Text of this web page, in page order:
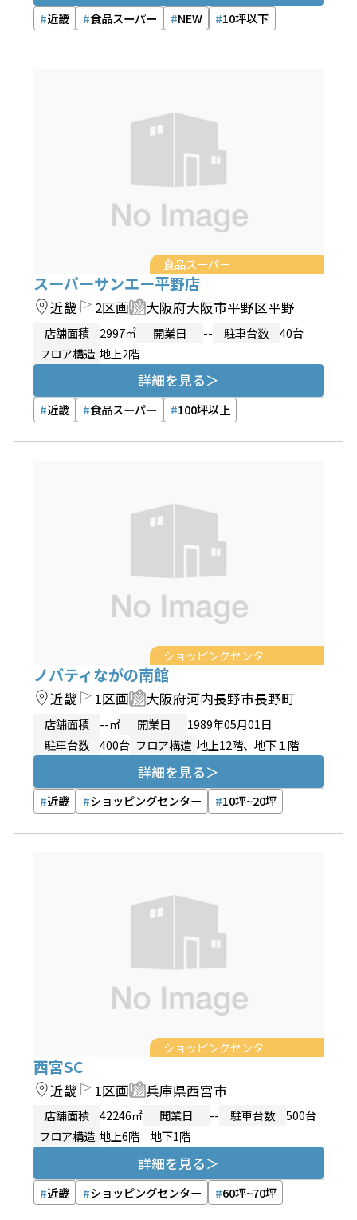
近畿 食品スーパー NEW 10坪以下
食品スーパー
スーパーサンエー平野店
近畿 2区画 大阪府大阪市平野区平野
店舗面積 2997㎡ 開業日 -- 駐車台数
40台
フロア構造 地上2階
詳細を見る
近畿 食品スーパー 100坪以上
ショッピングセンター
ノバティながの南館
近畿 1区画 大阪府河内長野市長野町
店舗面積 --㎡ 開業日
1989年05月01日
駐車台数
400台 フロア構造 地上12階、地下１階
詳細を見る
近畿 ショッピングセンター 10坪~20坪
ショッピングセンター
西宮SC
近畿 1区画 兵庫県西宮市
店舗面積 42246㎡ 開業日 -- 駐車台数
500台
フロア構造 地上6階 地下1階
詳細を見る
近畿 ショッピングセンター 60坪~70坪